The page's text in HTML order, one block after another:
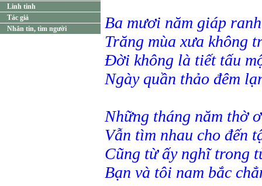
Linh tinh
Tác giả
Nhắn tin, tìm người
Ba mươi năm giáp
Trăng mùa xưa không
Đời không là tiết tấu
Ngày quần thảo đêm
Những tháng năm thờ
Vẫn tìm nhau cho đến
Cũng từ ấy nghĩ trong
Bạn và tôi nam bắc